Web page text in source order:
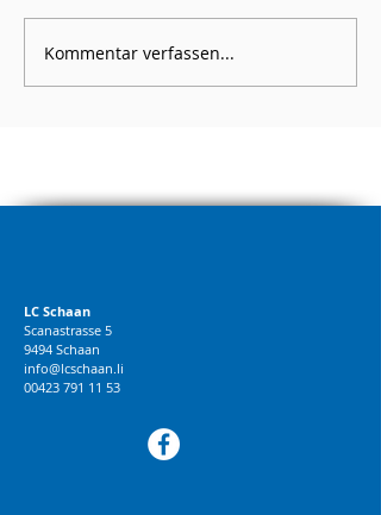
Kommentar verfassen...
LC Schaan
Scanastrasse 5
9494 Schaan
info@lcschaan.li
00423 791 11 53